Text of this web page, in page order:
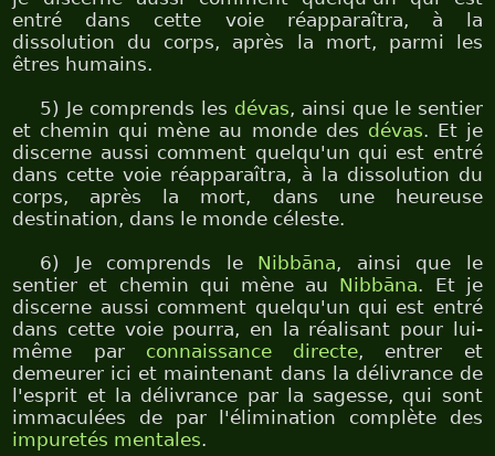
entré dans cette voie réapparaîtra, à la
dissolution du corps, après la mort, parmi les
êtres humains.
5) Je comprends les dévas, ainsi que le sentier
et chemin qui mène au monde des dévas. Et je
discerne aussi comment quelqu'un qui est entré
dans cette voie réapparaîtra, à la dissolution du
corps, après la mort, dans une heureuse
destination, dans le monde céleste.
6) Je comprends le Nibbāna, ainsi que le
sentier et chemin qui mène au Nibbāna. Et je
discerne aussi comment quelqu'un qui est entré
dans cette voie pourra, en la réalisant pour lui-
même par connaissance directe, entrer et
demeurer ici et maintenant dans la délivrance de
l'esprit et la délivrance par la sagesse, qui sont
immaculées de par l'élimination complète des
impuretés mentales.